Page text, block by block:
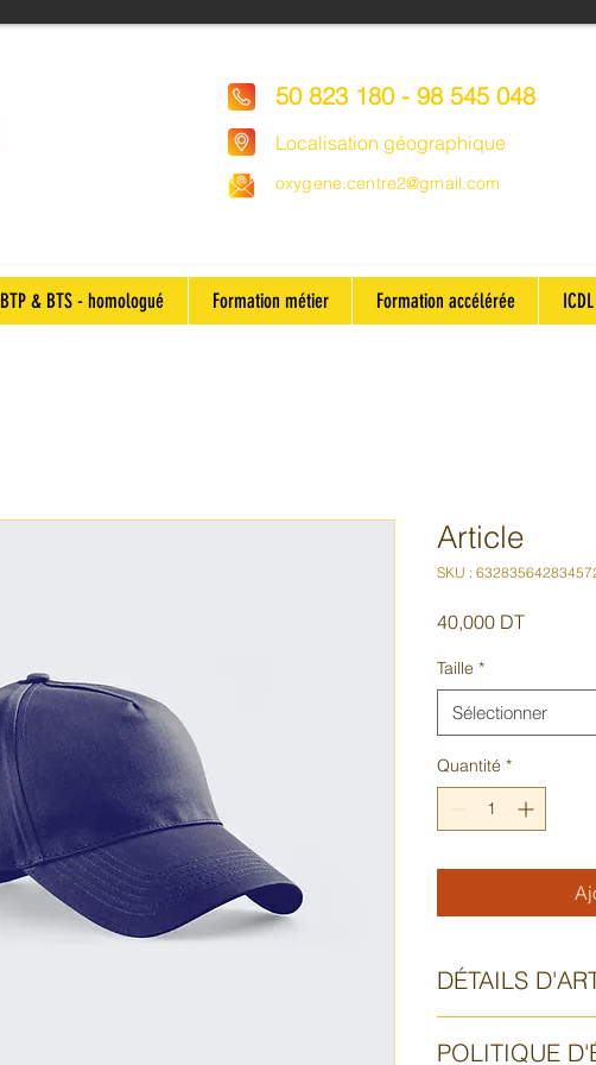
50 823 180 - 98 545 048
Localisation géographique
oxygene.centre2@gmail.com
BTP & BTS - homologué Formation métier Formation accélérée
Article
SKU :
40,000 DTPrix
Taille *
Sélectionner
Quantité *
DÉTAILS
l'article : taille,
POLITIQUE